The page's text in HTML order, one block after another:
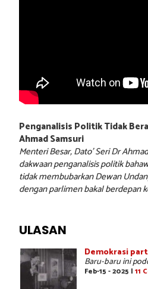
Penganalisis Politik Tidak
Ahmad Samsuri
Menteri Besar, Dato’ Seri Dr
dakwaan penganalisis politik
tidak membubarkan Dewan
dengan parlimen bakal berdepan
ULASAN
Demokrasi
Baru-baru ini
Feb-15 - 2025 | 11